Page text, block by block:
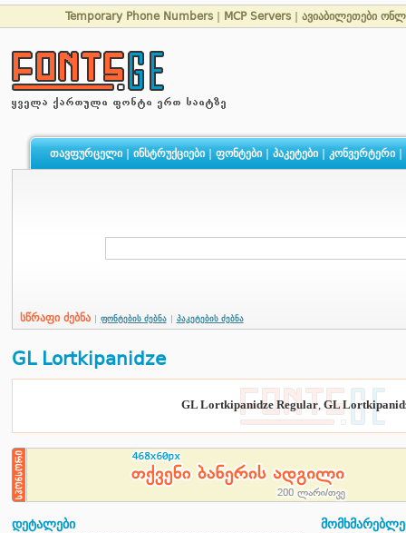
Temporary Phone Numbers MCP Servers ავიაბილეთები
თავფურცელი| ინსტრუქციები| ფონტები| პაკეტები| კონვერტერი|
სწრაფი ძებნა ფონტების ძებნა პაკეტების ძებნა
GL Lortkipanidze
GL Lortkipanidze Regular, GL
დეტალები